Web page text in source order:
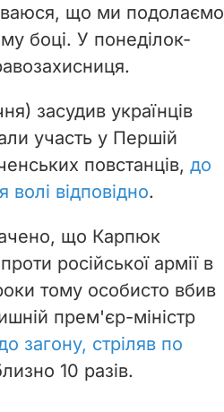
що ми подолаємо
боці. У понеділок-
засудив українців
участь у Першій
повстанців, до
відповідно.
що Карпюк
російської армії в
тому особисто вбив
прем'єр-міністр
загону, стріляв по
10 разів.